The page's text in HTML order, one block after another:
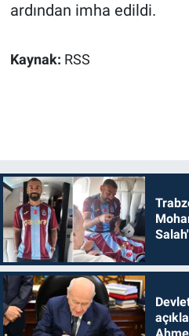
ardından imha edildi.
Kaynak: RSS